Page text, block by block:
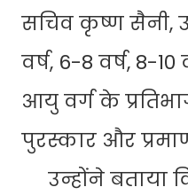
सचिव कृष्ण सैनी,
वर्ष, 6-8 वर्ष, 8-10
आयु वर्ग के
पुरस्कार और
उन्होंने बताया